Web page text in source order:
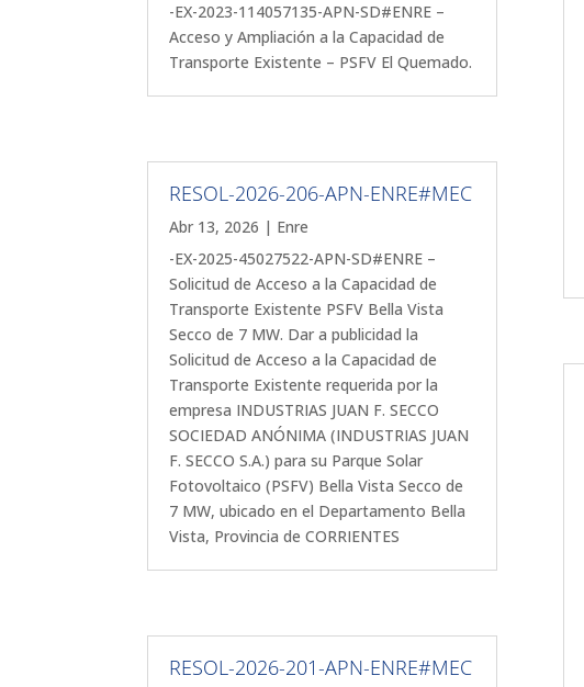
-EX-2023-114057135-APN-SD#ENRE –
Acceso y Ampliación a la Capacidad de
Transporte Existente – PSFV El Quemado.
RESOL-2026-206-APN-ENRE#MEC
Abr 13, 2026 | Enre
-EX-2025-45027522-APN-SD#ENRE –
Solicitud de Acceso a la Capacidad de
Transporte Existente PSFV Bella Vista
Secco de 7 MW. Dar a publicidad la
Solicitud de Acceso a la Capacidad de
Transporte Existente requerida por la
empresa INDUSTRIAS JUAN F. SECCO
SOCIEDAD ANÓNIMA (INDUSTRIAS JUAN
F. SECCO S.A.) para su Parque Solar
Fotovoltaico (PSFV) Bella Vista Secco de
7 MW, ubicado en el Departamento Bella
Vista, Provincia de CORRIENTES
RESOL-2026-201-APN-ENRE#MEC